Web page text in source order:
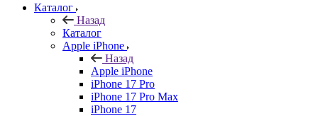
Каталог
Назад
Каталог
Apple iPhone
Назад
Apple iPhone
iPhone 17 Pro
iPhone 17 Pro Max
iPhone 17